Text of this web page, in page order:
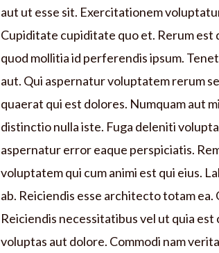
aut ut esse sit. Exercitationem
Cupiditate cupiditate quo et. Rerum
quod mollitia id perferendis ipsum.
aut. Qui aspernatur voluptatem rerum
quaerat qui est dolores. Numquam aut
distinctio nulla iste. Fuga deleniti
aspernatur error eaque perspiciatis.
voluptatem qui cum animi est qui eius.
ab. Reiciendis esse architecto totam ea.
Reiciendis necessitatibus vel ut quia
voluptas aut dolore. Commodi nam